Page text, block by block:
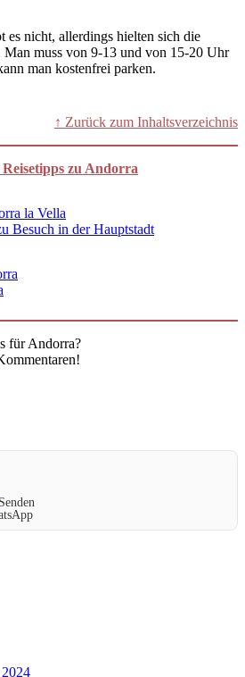
es nicht, allerdings hielten sich die
Man muss von 9-13 und von 15-20 Uhr
man kostenfrei parken.
↑ Zurück zum Inhaltsverzeichnis
Reisetipps zu Andorra
Besuch in der Hauptstadt
für Andorra?
Senden